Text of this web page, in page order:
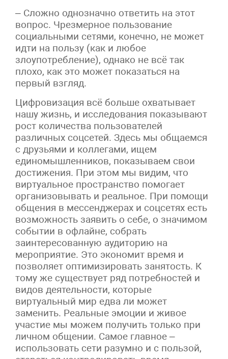
– Сложно однозначно ответить на этот
вопрос. Чрезмерное пользование
социальными сетями, конечно, не может
идти на пользу (как и любое
злоупотребление), однако не всё так
плохо, как это может показаться на
первый взгляд.
Цифровизация всё больше охватывает
нашу жизнь, и исследования показывают
рост количества пользователей
различных соцсетей. Здесь мы общаемся
с друзьями и коллегами, ищем
единомышленников, показываем свои
достижения. При этом мы видим, что
виртуальное пространство помогает
организовывать и реальное. При помощи
общения в мессенджерах и соцсетях есть
возможность заявить о себе, о значимом
событии в офлайне, собрать
заинтересованную аудиторию на
мероприятие. Это экономит время и
позволяет оптимизировать занятость. К
тому же существует ряд потребностей и
видов деятельности, которые
виртуальный мир едва ли может
заменить. Реальные эмоции и живое
участие мы можем получить только при
личном общении. Самое главное –
использовать сети разумно и с пользой,